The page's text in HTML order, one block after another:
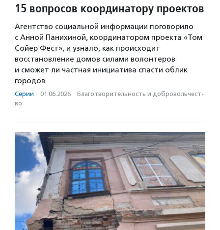
15 вопросов координатору проектов
Агентство социальной информации поговорило
с Анной Панихиной, координатором проекта «Том
Сойер Фест», и узнало, как происходит
восстановление домов силами волонтеров
и сможет ли частная инициатива спасти облик
городов.
Серии · 01.06.2026 · Благотвори­тель­ность и доброволь­чест­
во